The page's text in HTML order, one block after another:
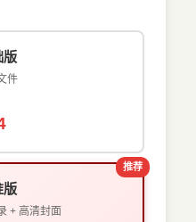
版
件
推荐
版
+ 高清封面